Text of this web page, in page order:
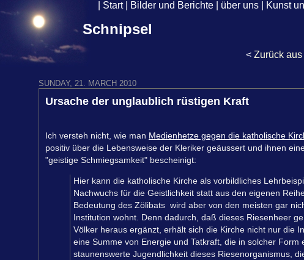
Start| Bilder und Berichte über uns Kunst
Schnipsel
< Zurück
SUNDAY, 21. MARCH 2010
Ursache der unglaublich rüstigen Kraft
Ich versteh nicht, wie man Medienhetze gegen die katholische
positiv über die Lebensweise der Kleriker geäussert und ihnen
"geistige Schmiegsamkeit" bescheinigt:
Hier kann die katholische Kirche als vorbildliches
Nachwuchs für die Geistlichkeit statt aus den eigenen
Bedeutung des Zölibats wird aber von den meisten gar
Institution wohnt. Denn dadurch, daß dieses Riesenheer
Völker heraus ergänzt, erhält sich die Kirche nicht nur die
eine Summe von Energie und Tatkraft, die in solcher
staunenswerte Jugendlichkeit dieses Riesenorganismus,